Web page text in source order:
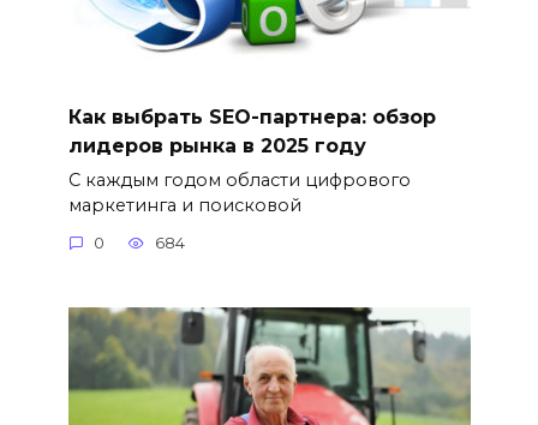
Как выбрать SEO-партнера: обзор
лидеров рынка в 2025 году
С каждым годом области цифрового
маркетинга и поисковой
0 684